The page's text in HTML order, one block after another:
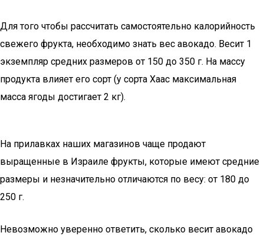
Для того чтобы рассчитать самостоятельно калорийность
свежего фрукта, необходимо знать вес авокадо. Весит 1
экземпляр средних размеров от 150 до 350 г. На массу
продукта влияет его сорт (у сорта Хаас максимальная
масса ягоды достигает 2 кг).
На прилавках наших магазинов чаще продают
выращенные в Израиле фрукты, которые имеют средние
размеры и незначительно отличаются по весу: от 180 до
250 г.
Невозможно уверенно ответить, сколько весит авокадо